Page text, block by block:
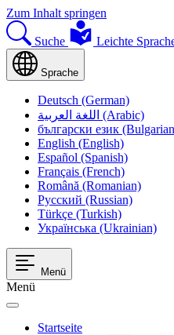
Zum Inhalt springen
Suche Leichte
Sprache
Deutsch (German)
اللغة العربية (Arabic)
български език
English (English)
Español (Spanish)
Français (French)
Română (Romanian)
Русский (Russian)
Türkçe (Turkish)
Українська (Ukrainian)
Menü
Menü
Startseite